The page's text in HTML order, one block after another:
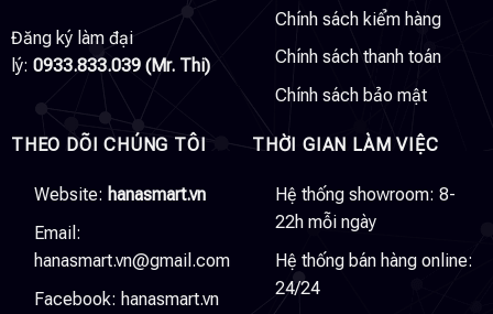
Đăng ký làm đại
lý: 0933.833.039 (Mr. Thi)
Chính sách kiểm hàng
Chính sách thanh toán
Chính sách bảo mật
THEO DÕI CHÚNG TÔI
Website: hanasmart.vn
Email:
hanasmart.vn@gmail.com
Facebook: hanasmart.vn
THỜI GIAN LÀM VIỆC
Hệ thống showroom: 8-
22h mỗi ngày
Hệ thống bán hàng online:
24/24